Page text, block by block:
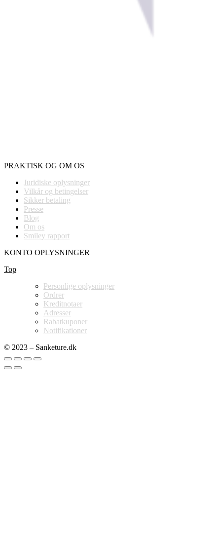
PRAKTISK OG OM OS
Juridiske oplysninger
Vilkår og betingelser
Sikker betaling
Presse
Blog
Om os
Smiley rapport
KONTO OPLYSNINGER
Top
Personlige oplysninger
Ordrer
Kreditnotaer
Adresser
Rabatkuponer
Notifikationer
© 2023 – Sanketure.dk